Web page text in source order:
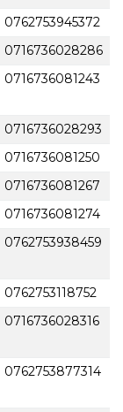
0762753945372
0716736028286
0716736081243
0716736028293
0716736081250
0716736081267
0716736081274
0762753938459
0762753118752
0716736028316
0762753877314